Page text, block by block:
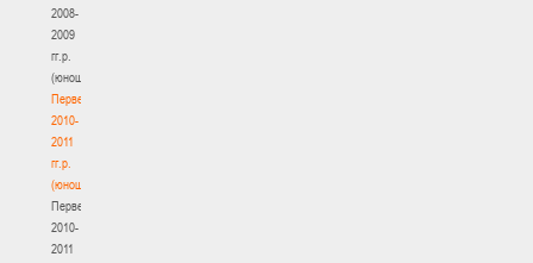
2008-
2009
гг.р.
(юноши)
Первенство
2010-
2011
гг.р.
(юноши)
Первенство
2010-
2011